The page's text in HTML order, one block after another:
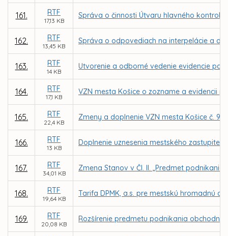
161. RTF
17,13 KB
Správa o činnosti Útvaru hlavného
162. RTF
13,45 KB
Správa o odpovediach na interpelácie a
163. RTF
14 KB
Utvorenie a odborné vedenie evidencie
164. RTF
17,1 KB
VZN mesta Košice o zozname a evidencii
165. RTF
22,4 KB
Zmeny a doplnenie VZN mesta Košice č.
166. RTF
13 KB
Doplnenie uznesenia mestského
167. RTF
34,01 KB
Zmena Stanov v Čl. II. „Predmet
168. RTF
19,64 KB
Tarifa DPMK, a.s. pre mestskú hromadnú
169. RTF
20,08 KB
Rozšírenie predmetu podnikania